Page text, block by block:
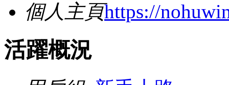
個人主頁https://
活躍概況